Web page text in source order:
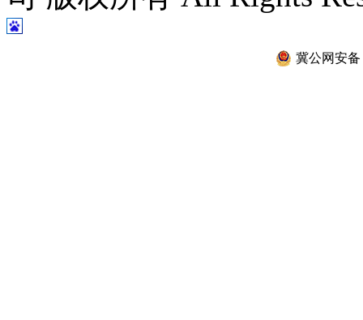
冀公网安备